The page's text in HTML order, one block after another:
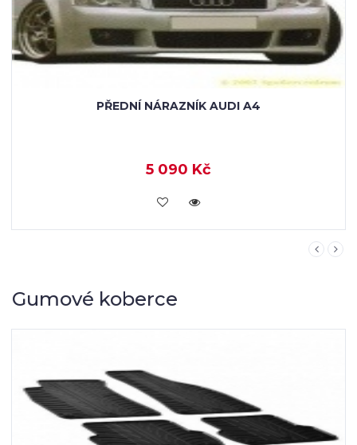
Gumové koberce